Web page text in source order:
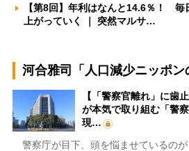
【第8回】年利はなんと14.6％！ 毎
上がっていく ｜ 突然マルサ…
河合雅司「人口減少ニッポン
【「警察官離れ」に歯
が本気で取り組む「警
現…
警察庁が目下、頭を悩ませているの